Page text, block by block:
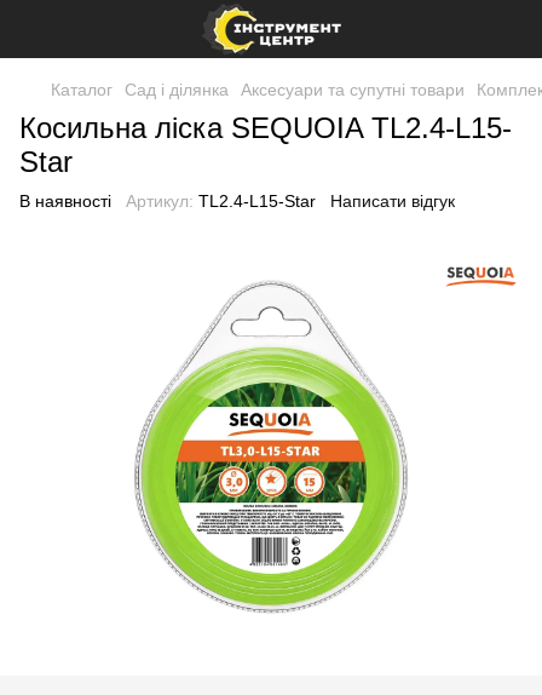
Каталог Сад і ділянка Аксесуари та супутні товари
Косильна ліска SEQUOIA TL2.4-L15-
Star
В наявності Артикул: TL2.4-L15-Star Написати відгук